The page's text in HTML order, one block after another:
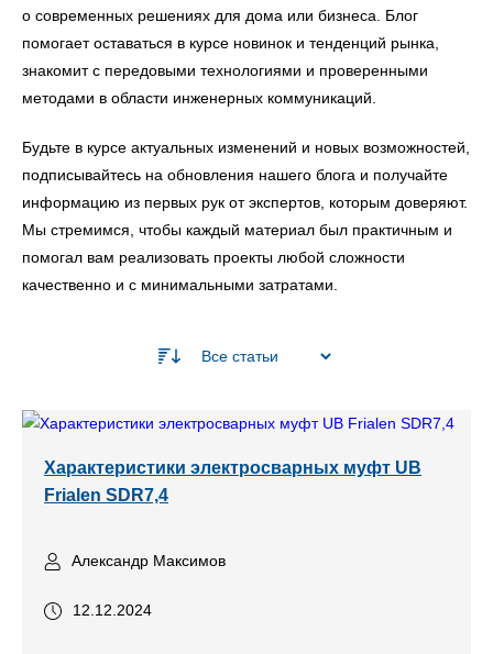
о современных решениях для дома или бизнеса. Блог
помогает оставаться в курсе новинок и тенденций рынка,
знакомит с передовыми технологиями и проверенными
методами в области инженерных коммуникаций.
Будьте в курсе актуальных изменений и новых возможностей,
подписывайтесь на обновления нашего блога и получайте
информацию из первых рук от экспертов, которым доверяют.
Мы стремимся, чтобы каждый материал был практичным и
помогал вам реализовать проекты любой сложности
качественно и с минимальными затратами.
Характеристики электросварных муфт UB
Frialen SDR7,4
Александр Максимов
12.12.2024